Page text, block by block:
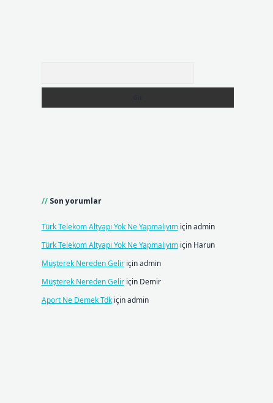
Son yorumlar
Türk Telekom Altyapı Yok Ne Yapmalıyımiçinadmin
Türk Telekom Altyapı Yok Ne Yapmalıyımiçin Harun
Müşterek Nereden Geliriçinadmin
Müşterek Nereden Geliriçin Demir
Aport Ne Demek Tdkiçinadmin